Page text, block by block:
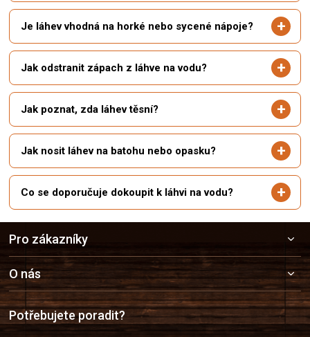
Je láhev vhodná na horké nebo sycené nápoje?
Jak odstranit zápach z láhve na vodu?
Jak poznat, zda láhev těsní?
Jak nosit láhev na batohu nebo opasku?
Co se doporučuje dokoupit k láhvi na vodu?
a
t
í
Pro zákazníky
O nás
Potřebujete poradit?